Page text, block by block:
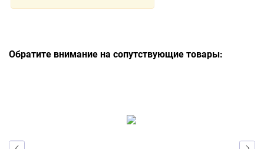
Обратите внимание на сопутствующие товары: